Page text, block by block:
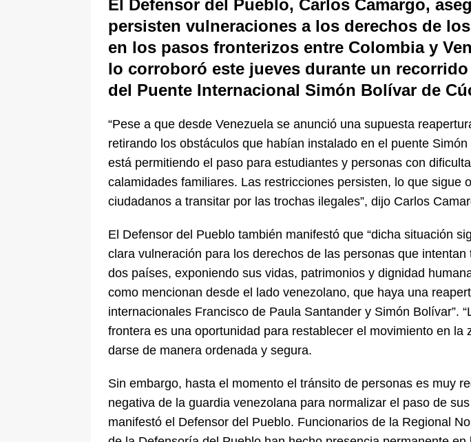
pone bajo la lupa a nuevo proveedor vinculado al entramado empresarial
El Defensor del Pueblo, Carlos Camargo,
persisten vulneraciones a los derechos de
en los pasos fronterizos entre Colombia y
lo corroboró este jueves durante un
del Puente Internacional Simón Bolívar de
“Pese a que desde Venezuela se anunció una supuesta
retirando los obstáculos que habían instalado en el puente
está permitiendo el paso para estudiantes y personas con
calamidades familiares. Las restricciones persisten, lo que sigue
ciudadanos a transitar por las trochas ilegales”, dijo Carlos
El Defensor del Pueblo también manifestó que “dicha situación
clara vulneración para los derechos de las personas que intentan
dos países, exponiendo sus vidas, patrimonios y dignidad
como mencionan desde el lado venezolano, que haya una
internacionales Francisco de Paula Santander y Simón Bolívar”.
frontera es una oportunidad para restablecer el movimiento en la
darse de manera ordenada y segura.
Sin embargo, hasta el momento el tránsito de personas es muy
negativa de la guardia venezolana para normalizar el paso de
manifestó el Defensor del Pueblo. Funcionarios de la Regional